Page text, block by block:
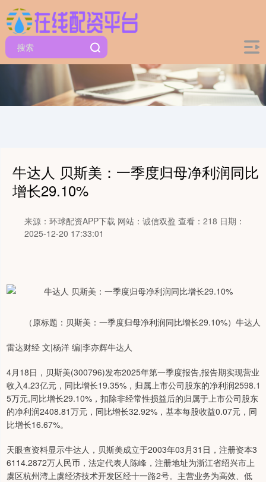
牛达人 贝斯美：一季度归母净利润同比
增长29.10%
来源：环球配资APP下载 网站：诚信双盈 查看：218 日期：
2025-12-20 17:33:01
（原标题：贝斯美：一季度归母净利润同比增长29.10%）牛达人
雷达财经 文|杨洋 编|李亦辉牛达人
4月18日，贝斯美(300796)发布2025年第一季度报告,报告期实现营业
收入4.23亿元，同比增长19.35%，归属上市公司股东的净利润2598.1
5万元,同比增长29.10%，扣除非经常性损益后的归属于上市公司股东
的净利润2408.81万元，同比增长32.92%，基本每股收益0.07元，同
比增长16.67%。
天眼查资料显示牛达人，贝斯美成立于2003年03月31日，注册资本3
6114.2872万人民币，法定代表人陈峰，注册地址为浙江省绍兴市上
虞区杭州湾上虞经济技术开发区经十一路2号。主营业务为高效、低